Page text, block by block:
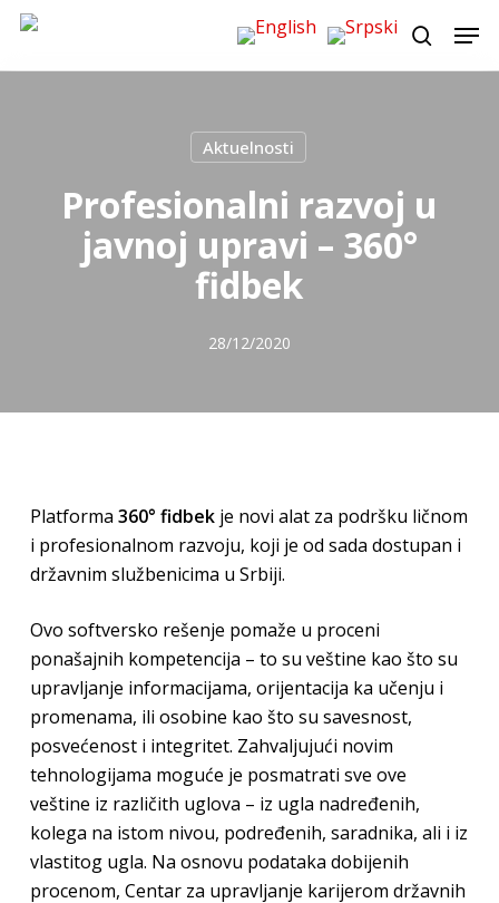
Skip
main
search
Aktuelnosti
Profesionalni razvoj u
javnoj upravi – 360°
fidbek
28/12/2020
Platforma 360° fidbekje novi alat za podršku ličnom
i profesionalnom razvoju, koji je od sada dostupan i
državnim službenicima u Srbiji.
Ovo softversko rešenje pomaže u proceni
ponašajnih kompetencija – to su veštine kao što su
upravljanje informacijama, orijentacija ka učenju i
promenama, ili osobine kao što su savesnost,
posvećenost i integritet. Zahvaljujući novim
tehnologijama moguće je posmatrati sve ove
veštine iz različith uglova – iz ugla nadređenih,
kolega na istom nivou, podređenih, saradnika, ali i iz
vlastitog ugla. Na osnovu podataka dobijenih
procenom, Centar za upravljanje karijerom državnih